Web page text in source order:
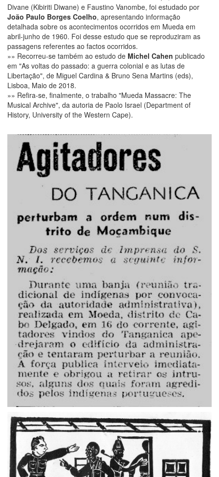
Divane (Kibiriti Diwane) e Faustino Vanombe, foi estudado por
João Paulo Borges Coelho, apresentando informação
detalhada sobre os acontecimentos ocorridos em Mueda em
abril-junho de 1960. Foi desse estudo que se reproduziram as
passagens referentes ao factos ocorridos.
»» Recorreu-se também ao estudo de Michel Cahen publicado
em "As voltas do passado: a guerra colonial e as lutas de
Libertação", de Miguel Cardina & Bruno Sena Martins (eds),
Lisboa, Maio de 2018.
»» Refira-se, finalmente, o trabalho "Mueda Massacre: The
Musical Archive", da autoria de Paolo Israel (Department of
History, University of the Western Cape).